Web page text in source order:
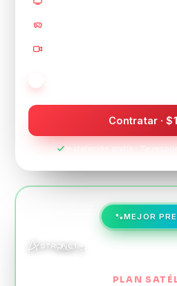
Contratar ·
Instalación gratis · Te
MEJOR
PLAN